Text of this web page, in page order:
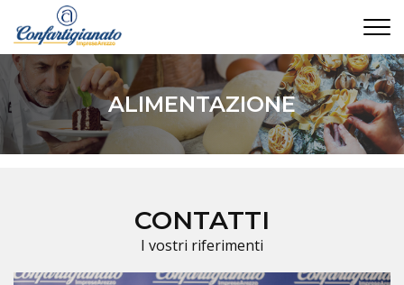
ALIMENTAZIONE
CONTATTI
I vostri riferimenti